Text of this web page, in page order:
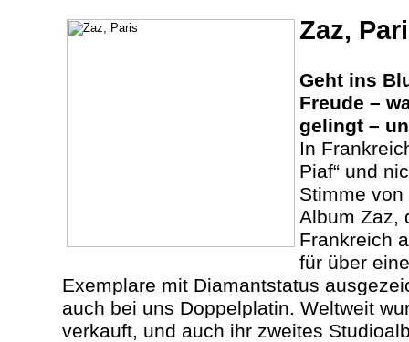
Zaz,
Geht ins
Freude –
gelingt –
In
Piaf“ und
Stimme
Album Zaz,
Frankreich
für über
Exemplare mit Diamantstatus
auch bei uns Doppelplatin. Weltweit
verkauft, und auch ihr zweites